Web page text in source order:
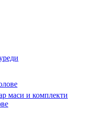
маси и комплекти